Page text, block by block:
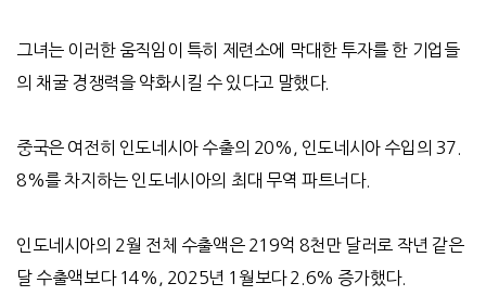
그녀는 이러한 움직임이 특히 제련소에 막대한 투자를 한 기업들
의 채굴 경쟁력을 약화시킬 수 있다고 말했다.
중국은 여전히 인도네시아 수출의 20%, 인도네시아 수입의 37.
8%를 차지하는 인도네시아의 최대 무역 파트너다.
인도네시아의 2월 전체 수출액은219억 8천만 달러로 작년 같은
달 수출액보다14%, 2025년 1 월보다2.6% 증가했다.